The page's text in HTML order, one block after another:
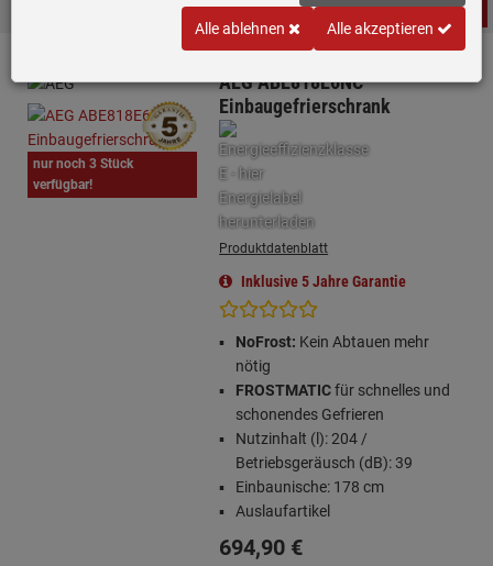
Produktfilter
nur noch 3 Stück
verfügbar!
AEG ABE818E6NC
Einbaugefrierschrank
Produktdatenblatt
Inklusive 5 Jahre Garantie
NoFrost: Kein Abtauen mehr
nötig
FROSTMATICfür schnelles und
schonendes Gefrieren
Nutzinhalt (l): 204 /
Betriebsgeräusch (dB): 39
Einbaunische: 178 cm
Auslaufartikel
694,90 €
Alle ablehnen Alle akzeptieren